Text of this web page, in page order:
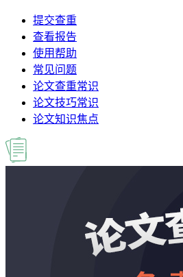
提交查重
查看报告
使用帮助
常见问题
论文查重常识
论文技巧常识
论文知识焦点